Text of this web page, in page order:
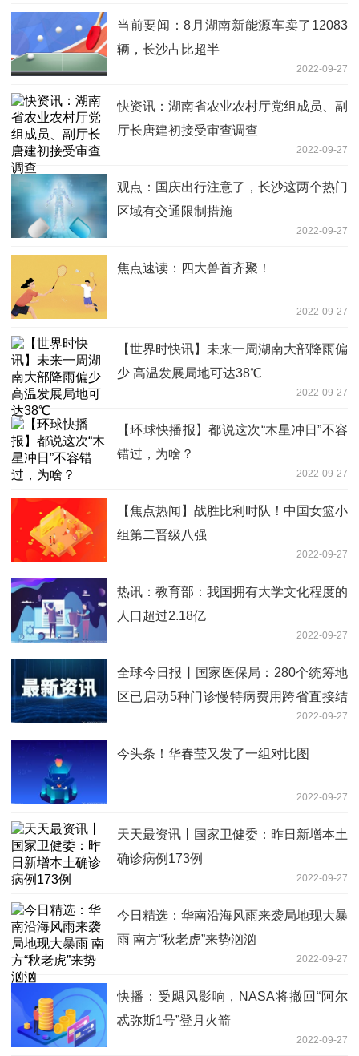
当前要闻：8月湖南新能源车卖了12083
辆，长沙占比超半
2022-09-27
快资讯：湖南省农业农村厅党组成员、副
厅长唐建初接受审查调查
2022-09-27
观点：国庆出行注意了，长沙这两个热门
区域有交通限制措施
2022-09-27
焦点速读：四大兽首齐聚！
2022-09-27
【世界时快讯】未来一周湖南大部降雨偏
少 高温发展局地可达38℃
2022-09-27
【环球快播报】都说这次“木星冲日”不容
错过，为啥？
2022-09-27
【焦点热闻】战胜比利时队！中国女篮小
组第二晋级八强
2022-09-27
热讯：教育部：我国拥有大学文化程度的
人口超过2.18亿
2022-09-27
全球今日报丨国家医保局：280个统筹地
区已启动5种门诊慢特病费用跨省直接结
2022-09-27
今头条！华春莹又发了一组对比图
2022-09-27
天天最资讯丨国家卫健委：昨日新增本土
确诊病例173例
2022-09-27
今日精选：华南沿海风雨来袭局地现大暴
雨 南方“秋老虎”来势汹汹
2022-09-27
快播：受飓风影响，NASA将撤回“阿尔
忒弥斯1号”登月火箭
2022-09-27